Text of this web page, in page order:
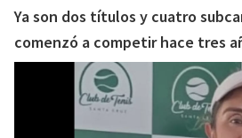
Ya son dos títulos y cuatro
comenzó a competir hace tres